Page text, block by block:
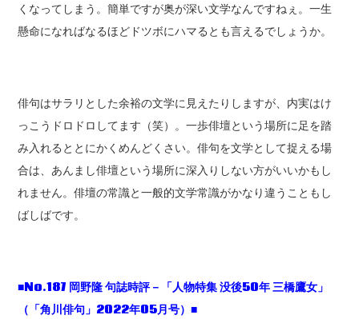
くなってしまう。簡単ですが奥が深い文学なんですねぇ。一生
懸命になればなるほどドツボにハマるとも言えるでしょうか。
俳句はサラリとした余裕の文学に見えたりしますが、内実はけ
っこうドロドロしてます（笑）。一歩俳壇という場所に足を踏
み入れるととにかくめんどくさい。俳句を文学として捉える場
合は、あんまし俳壇という場所に深入りしない方がいいかもし
れません。俳壇の常識と一般的文学常識がかなり違うこともし
ばしばです。
■No.187 岡野隆 句誌時評－「人物特集 没後50年 三橋鷹女」
（「角川俳句」 2022年05月号）■